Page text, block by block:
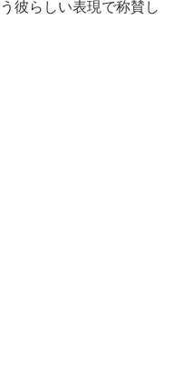
彼らしい表現で称賛し